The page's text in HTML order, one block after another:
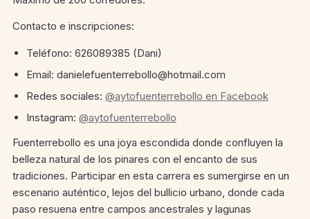
Contacto e inscripciones:
Teléfono: 626089385 (Dani)
Email: danielefuenterrebollo@hotmail.com
Redes sociales: @aytofuenterrebollo en Facebook
Instagram: @aytofuenterrebollo
Fuenterrebollo es una joya escondida donde confluyen la
belleza natural de los pinares con el encanto de sus
tradiciones. Participar en esta carrera es sumergirse en un
escenario auténtico, lejos del bullicio urbano, donde cada
paso resuena entre campos ancestrales y lagunas